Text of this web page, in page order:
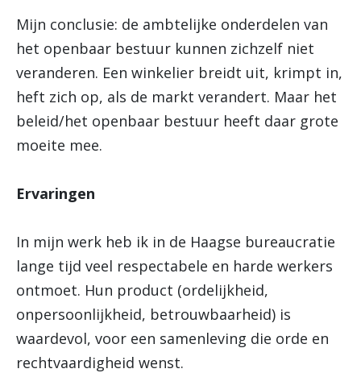
Mijn conclusie: de ambtelijke onderdelen van
het openbaar bestuur kunnen zichzelf niet
veranderen. Een winkelier breidt uit, krimpt in,
heft zich op, als de markt verandert. Maar het
beleid/het openbaar bestuur heeft daar grote
moeite mee.
Ervaringen
In mijn werk heb ik in de Haagse bureaucratie
lange tijd veel respectabele en harde werkers
ontmoet. Hun product (ordelijkheid,
onpersoonlijkheid, betrouwbaarheid) is
waardevol, voor een samenleving die orde en
rechtvaardigheid wenst.